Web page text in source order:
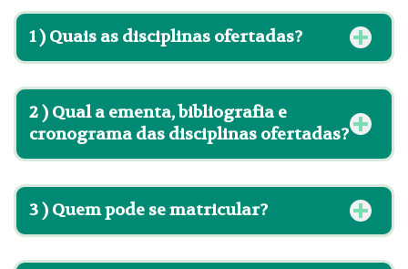
1 ) Quais as disciplinas ofertadas?
2 ) Qual a ementa, bibliografia e
cronograma das disciplinas ofertadas?
3 ) Quem pode se matricular?